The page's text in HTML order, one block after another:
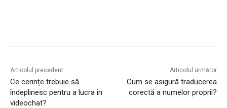
Articolul precedent
Ce cerințe trebuie să
îndeplinesc pentru a lucra în
videochat?
Articolul următor
Cum se asigură traducerea
corectă a numelor proprii?